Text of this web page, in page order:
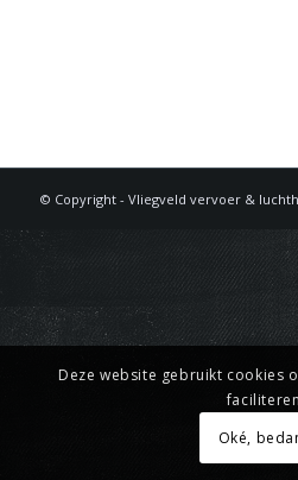
© Copyright - Vliegveld vervoer &
Deze website gebruikt cookies
Oké,